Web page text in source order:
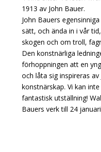
1913 av John Bauer.
John Bauers
sätt, och ända in i vår
skogen och om troll,
Den konstnärliga
förhoppningen att en
och låta sig inspireras
konstnärskap. Vi kan
fantastisk utställning!
Bauers verk till 24